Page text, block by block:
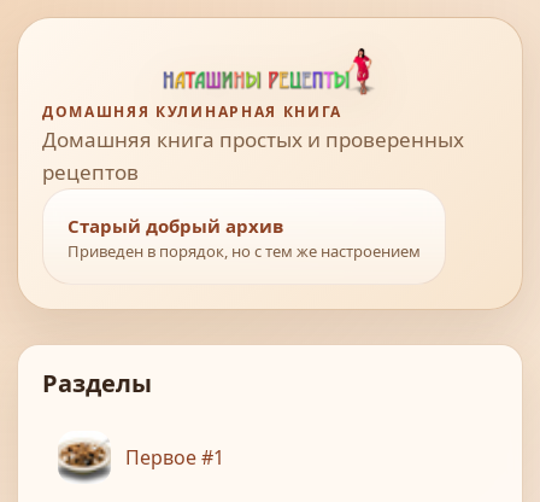
ДОМАШНЯЯ КУЛИНАРНАЯ КНИГА
Домашняя книга простых и проверенных
рецептов
Старый добрый архив
Приведен в порядок, но с тем же настроением
Разделы
Первое #1